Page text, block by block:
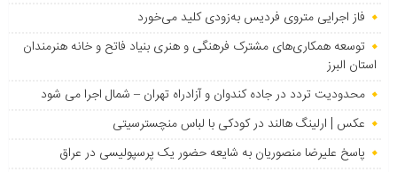
فاز اجرایی متروی فردیس به‌زودی کلید می‌خورد
توسعه همکاری‌های مشترک فرهنگی و هنری بنیاد فاتح و خانه هنرمندان
استان البرز
محدودیت تردد در جاده کندوان و آزادراه تهران – شمال اجرا می شود
عکس | ارلینگ هالند در کودکی با لباس منچسترسیتی
پاسخ علیرضا منصوریان به شایعه حضور یک پرسپولیسی در عراق